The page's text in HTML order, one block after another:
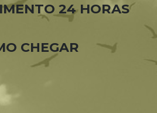
24 HORAS
CHEGAR